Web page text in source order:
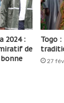
2024 :
de
Togo
27